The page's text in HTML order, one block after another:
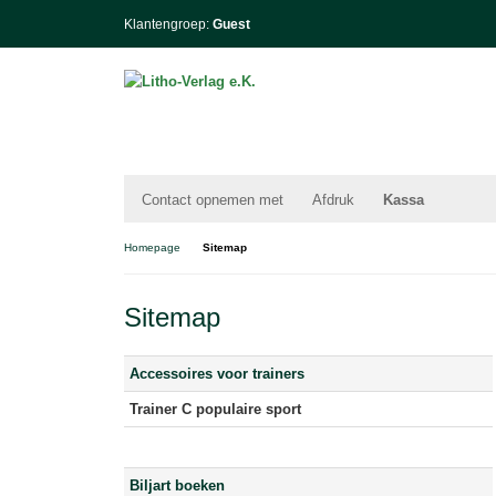
Klantengroep: Guest
Contact opnemen met Afdruk Kassa
Homepage Sitemap
Sitemap
Accessoires voor trainers
Trainer C populaire sport
Biljart boeken